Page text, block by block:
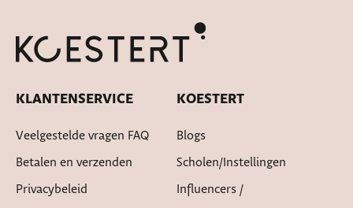
KLANTENSERVICE
Veelgestelde vragen FAQ
Betalen en verzenden
Privacybeleid
KOESTERT
Blogs
Scholen/instellingen
Influencers /